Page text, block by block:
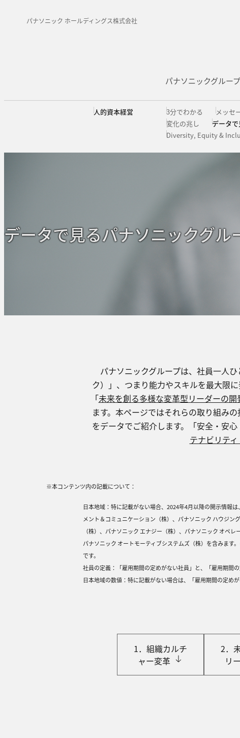
パナソニック ホールディングス株式会社
パナソニックグルー
人的資本経営 3分でわかる メッセ
変化の兆し
データで
Diversity, Equity &
データで⾒るパナソニックグル
パナソニックグループは、社員⼀⼈
ク）」、つまり能⼒やスキルを最⼤限
「未来を創る多様な変⾰型リーダーの
ます。本ページではそれらの取り組み
をデータでご紹介します。「安全‧安
テナビリテ
※本コンテンツ内の記載について：
⽇本地域：特に記載がない場合、2024年4⽉以降の開⽰情報
メント＆コミュニケーション（株）、パナソニック ハウジ
（株）、パナソニック エナジー（株）、パナソニック オペ
パナソニック オートモーティブシステムズ（株）を含みます
です。
社員の定義：「雇⽤期間の定めがない社員」と、「雇⽤期間
⽇本地域の数値：特に記載がない場合は、「雇⽤期間の定め
1．組織カルチ
ャー変⾰
2．
リ